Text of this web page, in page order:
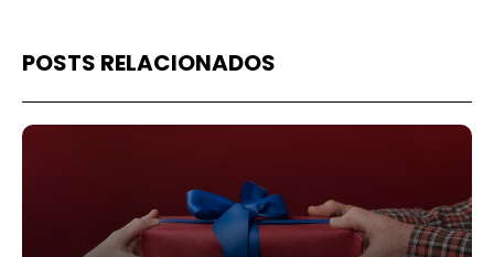
POSTS RELACIONADOS